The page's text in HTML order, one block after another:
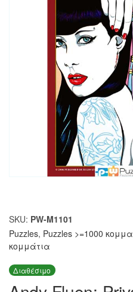
SKU: PW-M1101
Puzzles, Puzzles >=1000
κομμάτια
Διαθέσιμο